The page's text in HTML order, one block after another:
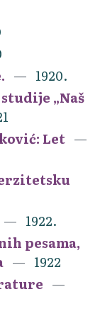
1920.
„Naš
Let
1922.
pesama,
1922